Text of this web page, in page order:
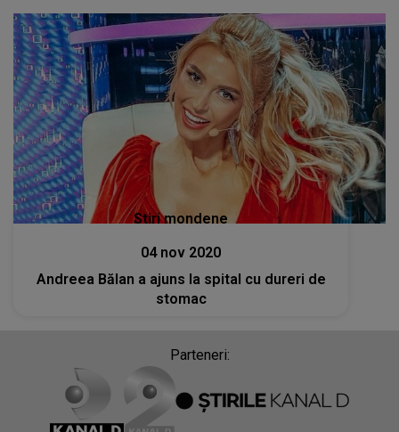
Stiri mondene
04 nov 2020
Andreea Bălan a ajuns la spital cu dureri de
stomac
Parteneri: